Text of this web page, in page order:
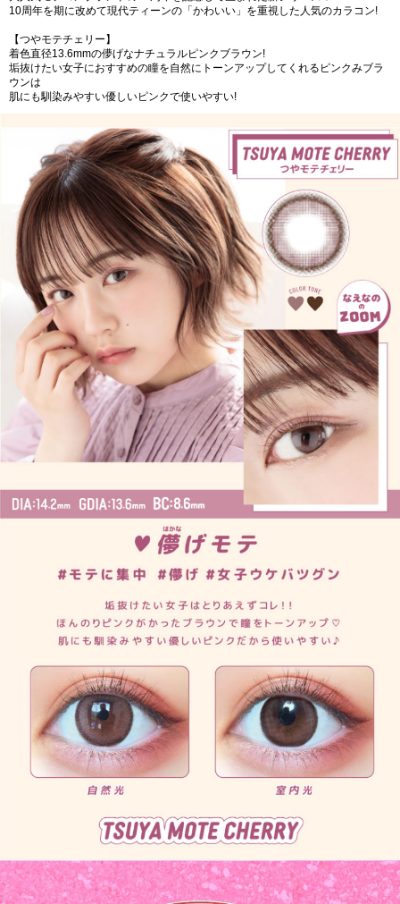
10周年を期に改めて現代ティーンの「かわいい」を重視した人気のカラコン!
【つやモテチェリー】
着色直径13.6mmの儚げなナチュラルピンクブラウン!
垢抜けたい女子におすすめの瞳を自然にトーンアップしてくれるピンクみブラ
ウンは
肌にも馴染みやすい優しいピンクで使いやすい!